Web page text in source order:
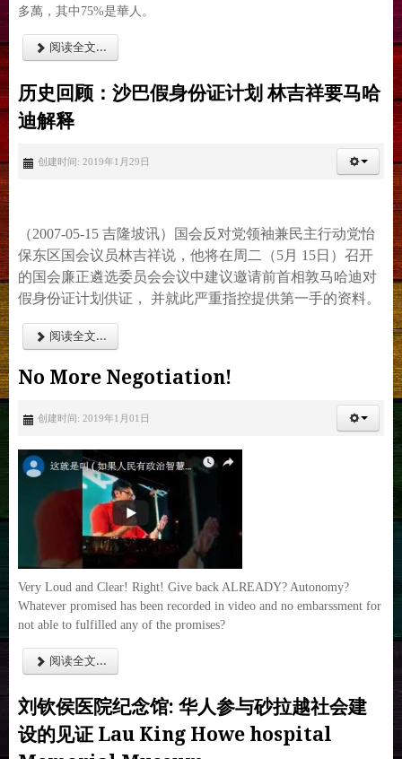
多萬，其中75%是華人。
阅读全文...
历史回顾：沙巴假身份证计划 林吉祥要马哈
迪解释
创建时间: 2019年1月29日
（2007-05-15 吉隆坡讯）国会反对党领袖兼民主行动党怡
保东区国会议员林吉祥说，他将在周二（5月 15日）召开
的国会廉正遴选委员会会议中建议邀请前首相敦马哈迪对
假身份证计划供证， 并就此严重指控提供第一手的资料。
阅读全文...
No More Negotiation!
创建时间: 2019年1月01日
Very Loud and Clear! Right! Give back ALREADY? Autonomy?
Whatever promised has been recorded in video and no embarssment for
not able to fulfilled any of the promises?
阅读全文...
刘钦侯医院纪念馆: 华人参与砂拉越社会建
设的见证 Lau King Howe hospital